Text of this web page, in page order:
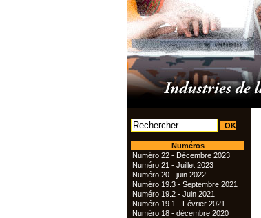
Numéros
Numéro 22 - Décembre 2023
Numéro 21 - Juillet 2023
Numéro 20 - juin 2022
Numéro 19.3 - Septembre 2021
Numéro 19.2 - Juin 2021
Numéro 19.1 - Février 2021
Numéro 18 - décembre 2020